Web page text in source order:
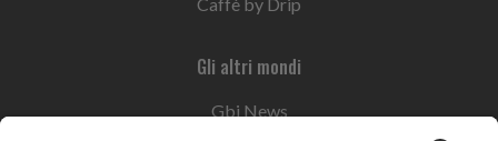
Gli altri mondi
Gbi News